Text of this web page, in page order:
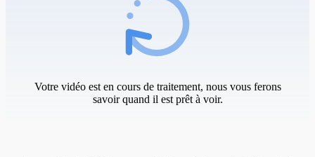
Votre vidéo est en cours de traitement, nous vous ferons
savoir quand il est prêt à voir.